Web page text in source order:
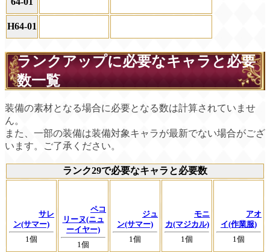
H64-01
ランクアップに必要なキャラと必要
数一覧
装備の素材となる場合に必要となる数は計算されていませ
ん。
また、一部の装備は装備対象キャラが最新でない場合がござ
います。ご了承ください。
ランク29で必要なキャラと必要数
サレ
ン(サマー)
1個
ペコ
リーヌ(ニュ
ーイヤー)
1個
ジュ
ン(サマー)
1個
モニ
カ(マジカル)
1個
アオ
イ(作業服)
1個